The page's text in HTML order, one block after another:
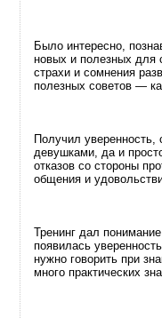
Было интересно,
новых и полезных для
страхи и сомнения
полезных советов —
Получил уверенность,
девушками, да и
отказов со стороны
общения и
Тренинг дал
появилась
нужно говорить при
много практических